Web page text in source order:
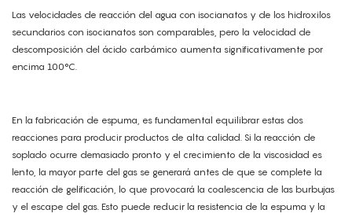
Las velocidades de reacción del agua con isocianatos y de los hidroxilos
secundarios con isocianatos son comparables, pero la velocidad de
descomposición del ácido carbámico aumenta significativamente por
encima 100°C.
En la fabricación de espuma, es fundamental equilibrar estas dos
reacciones para producir productos de alta calidad. Si la reacción de
soplado ocurre demasiado pronto y el crecimiento de la viscosidad es
lento, la mayor parte del gas se generará antes de que se complete la
reacción de gelificación, lo que provocará la coalescencia de las burbujas
y el escape del gas. Esto puede reducir la resistencia de la espuma y la